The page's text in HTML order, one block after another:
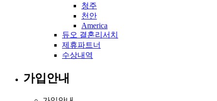
청주
천안
America
듀오 결혼리서치
제휴파트너
수상내역
가입안내